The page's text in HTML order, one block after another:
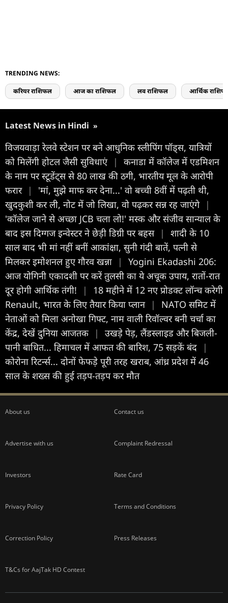
TRENDING NEWS:
करियर राशिफल आज का राशिफल लव राशिफल आर्थिक
Latest News in Hindi »
विजयवाड़ा रेलवे स्टेशन पर बने आधुनिक स्लीपिंग पॉड्स, यात्रियों
को मिलेंगी होटल जैसी सुविधाएं |
कनाडा में कॉलेज में एडमिशन
के नाम पर स्टूडेंट्स से 80 लाख की ठगी, भारतीय मूल के आरोपी
फरार |
'मां, मुझे माफ कर देना...' वो बच्ची 8वीं में पढ़ती थी,
खुदकुशी कर ली, नोट में जो लिखा, वो पढ़कर सन्न रह जाएंगे |
'कॉलेज जाने से अच्छा JCB चला लो!' मस्क और संजीव सान्याल के
बाद इस दिग्गज इन्वेस्टर ने छेड़ी ड‍िग्री पर बहस |
शादी के 10
साल बाद भी मां नहीं बनीं आकांक्षा, सुनी गंदी बातें, पत्नी से
मिलकर इमोशनल हुए गौरव खन्ना
|
Yogini Ekadashi 206:
आज योगिनी एकादशी पर करें तुलसी का ये अचूक उपाय, रातों-रात
दूर होगी आर्थिक तंगी!
|
18 महीने में 12 नए प्रोडक्ट लॉन्च करेगी
Renault, भारत के लिए तैयार किया प्लान |
NATO समिट में
नेताओं को मिला अनोखा गिफ्ट, नाम वाली रिवॉल्वर बनी चर्चा का
केंद्र, देखें दुनिया आजतक
|
उखड़े पेड़, लैंडस्लाइड और बिजली-
पानी बाधित... हिमाचल में आफत की बारिश, 75 सड़कें बंद
|
कोरोना रिटर्न्स... दोनों फेफड़े पूरी तरह खराब, आंध्र प्रदेश में 46
साल के शख्स की हुई तड़प-तड़प कर मौत
About us Contact us
Advertise with us Complaint Redressal
Investors Rate Card
Privacy Policy Terms and Conditions
Correction Policy Press Releases
T&Cs for AajTak HD Contest